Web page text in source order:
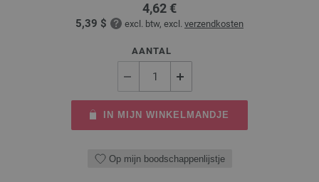
4,62 €
5,39 $ excl. btw, excl. verzendkosten
AANTAL
IN MIJN WINKELMANDJE
Op mijn boodschappenlijstje